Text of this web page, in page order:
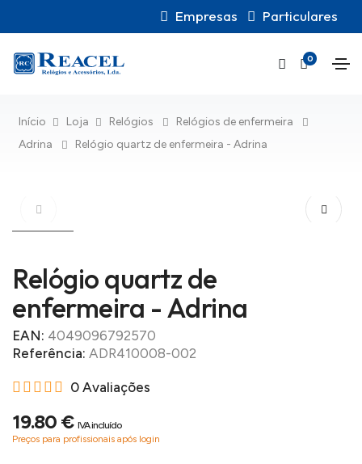
Empresas Particulares
0
Início Loja Relógios
Relógios de enfermeira
Adrina
Relógio quartz de enfermeira - Adrina
Relógio quartz de
enfermeira - Adrina
EAN: 4049096792570
Referência: ADR410008-002
0 Avaliações
19.80 € IVA incluído
Preços para profissionais após login